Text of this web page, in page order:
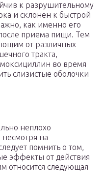
к разрушительному
и склонен к быстрой
как именно его
приема пищи. Тем
от различных
тракта,
во время
слизистые оболочки
неплохо
на
помнить о том,
эффекты от действия
относится следующая